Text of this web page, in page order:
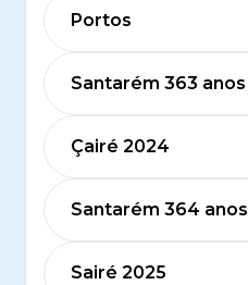
Portos
Santarém 363 anos
Çairé 2024
Santarém 364 anos
Sairé 2025